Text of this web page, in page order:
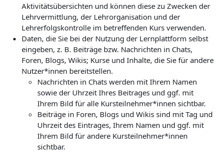
Aktivitätsübersichten und können diese zu Zwecken der
Lehrvermittlung, der Lehrorganisation und der
Lehrerfolgskontrolle im betreffenden Kurs verwenden.
Daten, die Sie bei der Nutzung der Lernplattform selbst
eingeben, z. B. Beiträge bzw. Nachrichten in Chats,
Foren, Blogs, Wikis; Kurse und Inhalte, die Sie für andere
Nutzer*innen bereitstellen.
Nachrichten in Chats werden mit Ihrem Namen
sowie der Uhrzeit Ihres Beitrages und ggf. mit
Ihrem Bild für alle Kursteilnehmer*innen sichtbar.
Beiträge in Foren, Blogs und Wikis sind mit Tag und
Uhrzeit des Eintrages, Ihrem Namen und ggf. mit
Ihrem Bild für andere Kursteilnehmer*innen
sichtbar.